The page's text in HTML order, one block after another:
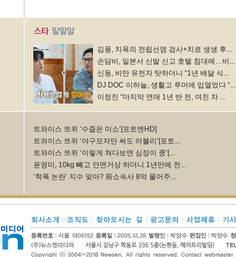
김풍, 치욕의 전립선염 검사+치료 생생 후...
손담비, 일본서 신발 신고 호텔 침대에…비...
신동, 비만 유전자 탓하더니 “1년 배달 식...
DJ DOC 이하늘, 생활고 루머에 입열었다 “...
이정진 “마지막 연애 1년 반 전, 여친 차 ...
트와이스 쯔위 ‘수줍은 미소’[포토엔HD]
트와이스 쯔위 ‘야구모자만 써도 러블리’[포토...
트와이스 쯔위 ‘이렇게 쳐다보면 심장이 쿵’[...
윤영미, 10kg 빼고 안면거상 하더니 1년만에 천...
‘학폭 논란’ 지수 맞아? 前소속사 8억 물어주...